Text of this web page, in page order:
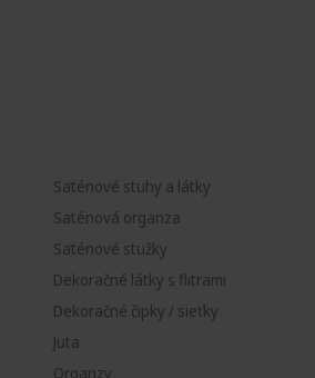
Saténové stuhy a látky
Saténová organza
Saténové stužky
Dekoračné látky s flitrami
Dekoračné čipky / sieťky
Juta
Organzy